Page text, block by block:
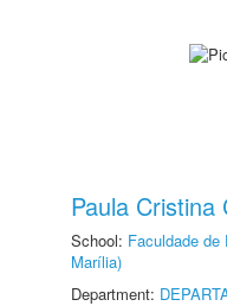
Paula Cristina
School: Faculdade
Marília)
Department: